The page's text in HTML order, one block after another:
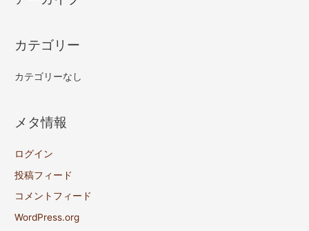
カテゴリー
カテゴリーなし
メタ情報
ログイン
投稿フィード
コメントフィード
WordPress.org